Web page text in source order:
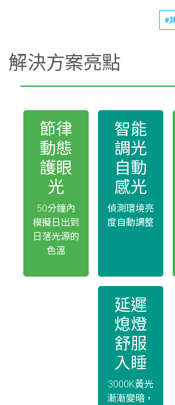
#
解決方案亮點
節律
動態
護眼
光
50分鐘內
模擬⽇出到
⽇落光源的
⾊溫
智能
調光
⾃動
感光
偵測環境亮
度自動調整
延遲
熄燈
舒服
入睡
3000K⿈光
漸漸變暗，